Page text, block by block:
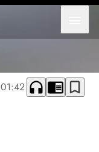
01:42 headphones chrome_reader_mode bookmark_border